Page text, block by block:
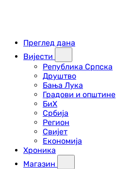
Преглед дана
Вијести
Република Српска
Друштво
Бања Лука
Градови и општине
БиХ
Србија
Регион
Свијет
Економија
Хроника
Магазин